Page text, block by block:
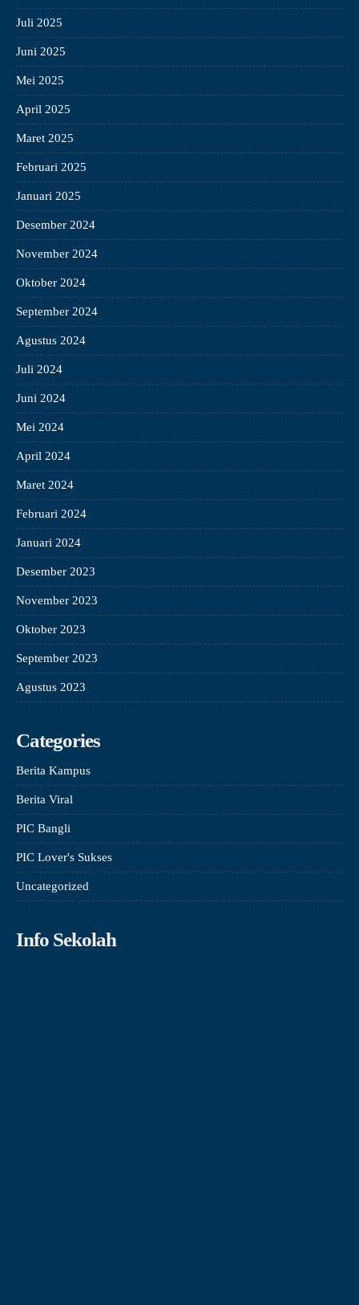
Juli 2025
Juni 2025
Mei 2025
April 2025
Maret 2025
Februari 2025
Januari 2025
Desember 2024
November 2024
Oktober 2024
September 2024
Agustus 2024
Juli 2024
Juni 2024
Mei 2024
April 2024
Maret 2024
Februari 2024
Januari 2024
Desember 2023
November 2023
Oktober 2023
September 2023
Agustus 2023
Categories
Berita Kampus
Berita Viral
PIC Bangli
PIC Lover's Sukses
Uncategorized
Info Sekolah